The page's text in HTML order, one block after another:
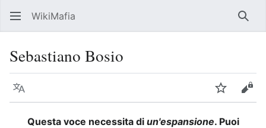
WikiMafia
Sebastiano Bosio
Lingua Segui
Questa voce necessita di un'espansione. Puoi